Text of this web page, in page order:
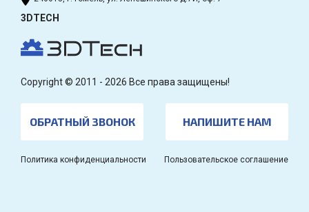
3DTECH
Copyright © 2011 - 2026 Все права защищены!
ОБРАТНЫЙ ЗВОНОК НАПИШИТЕ НАМ
Политика конфиденциальности Пользовательское соглашение